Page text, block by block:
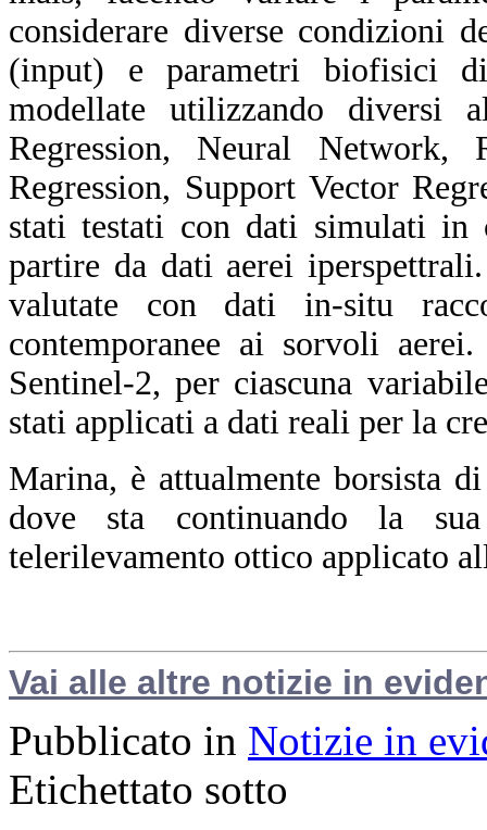
considerare diverse condizioni
(input) e parametri biofisici
modellate utilizzando diversi
Regression, Neural Network,
Regression, Support Vector
stati testati con dati simulati in
partire da dati aerei
valutate con dati in-situ
contemporanee ai sorvoli
Sentinel-2, per ciascuna
stati applicati a dati reali per la
Marina, è attualmente borsista
dove sta continuando la
telerilevamento ottico applicato
Vai alle altre notizie in
Pubblicato in Notizie in
Etichettato sotto